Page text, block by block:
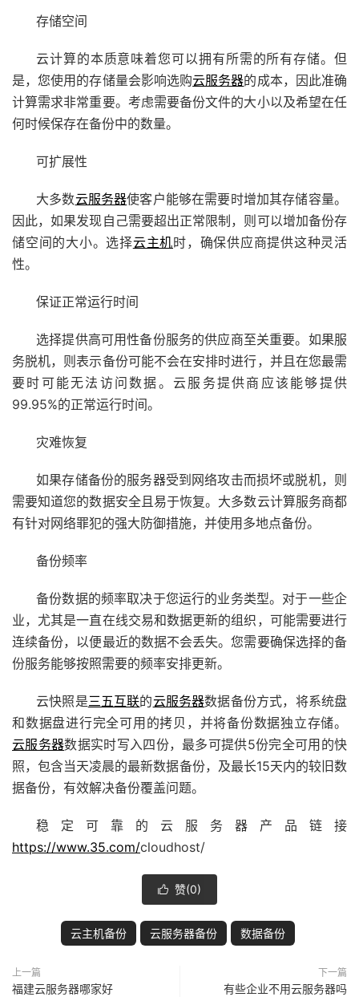
存储空间
云计算的本质意味着您可以拥有所需的所有存储。但
是，您使用的存储量会影响选购云服务器的成本，因此准确
计算需求非常重要。考虑需要备份文件的大小以及希望在任
何时候保存在备份中的数量。
可扩展性
大多数云服务器使客户能够在需要时增加其存储容量。
因此，如果发现自己需要超出正常限制，则可以增加备份存
储空间的大小。选择云主机时，确保供应商提供这种灵活
性。
保证正常运行时间
选择提供高可用性备份服务的供应商至关重要。如果服
务脱机，则表示备份可能不会在安排时进行，并且在您最需
要时可能无法访问数据。云服务提供商应该能够提供
99.95%的正常运行时间。
灾难恢复
如果存储备份的服务器受到网络攻击而损坏或脱机，则
需要知道您的数据安全且易于恢复。大多数云计算服务商都
有针对网络罪犯的强大防御措施，并使用多地点备份。
备份频率
备份数据的频率取决于您运行的业务类型。对于一些企
业，尤其是一直在线交易和数据更新的组织，可能需要进行
连续备份，以便最近的数据不会丢失。您需要确保选择的备
份服务能够按照需要的频率安排更新。
云快照是三五互联的云服务器数据备份方式，将系统盘
和数据盘进行完全可用的拷贝，并将备份数据独立存储。
云服务器数据实时写入四份，最多可提供5份完全可用的快
照，包含当天凌晨的最新数据备份，及最长15天内的较旧数
据备份，有效解决备份覆盖问题。
稳定可靠的云服务器产品链接
https://www.35.com/cloudhost/
 赞(0)
云主机备份 云服务器备份 数据备份
上一篇
福建云服务器哪家好
下一篇
有些企业不用云服务器吗